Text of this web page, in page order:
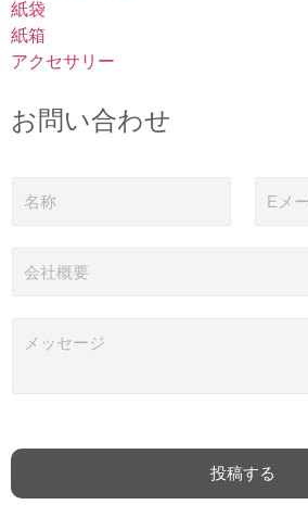
紙袋
紙箱
アクセサリー
お問い合わせ
称
子
社
ッ
投稿する